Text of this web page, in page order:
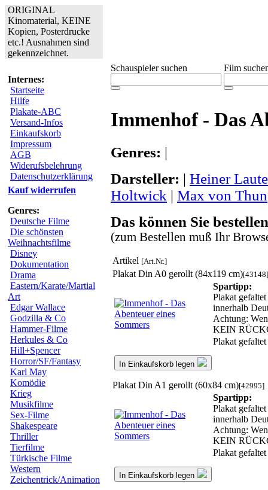
ORIGINAL
Kinomaterial, KEINE
Kopien, Posterdrucke
etc.! Ausnahmen sind
gekennzeichnet.
Internes:
Startseite
Hilfe
Plakate-ABC
Versand-Infos
Einkaufskorb
Impressum
AGB
Widerufsbelehrung
Datenschutzerklärung
Kauf widerrufen
Genres:
Deutsche Filme
Die schönsten
Weihnachtsfilme
Disney
Dokumentation
Drama
Eastern/Karate/Martial
Art
Edgar Wallace
Godzilla & Co
Hammer-Filme
Herkules & Co
Hill+Spencer
Horror/SF/Fantasy
Karl May
Komödie
Krieg
Musikfilme
Sex-Filme
Shakespeare
Thriller
Tierfilme
Türkische Filme
Western
Zeichentrick/Animation
Schauspieler suchen Film
Immenhof - Das
Genres: |
Darsteller: | Heiner
Holtwick | Max von Thun
Das können Sie
(zum Bestellen muß Ihr
Artikel [Art.Nr.]
Plakat Din A0 gerollt (84x119 cm)[43148]
Spartipp:
Plakat
innerhalb
Achtung:
KEIN
Plakat
In Einkaufskorb legen
Plakat Din A1 gerollt (60x84 cm)[42995]
Spartipp:
Plakat
innerhalb
Achtung:
KEIN
Plakat
In Einkaufskorb legen